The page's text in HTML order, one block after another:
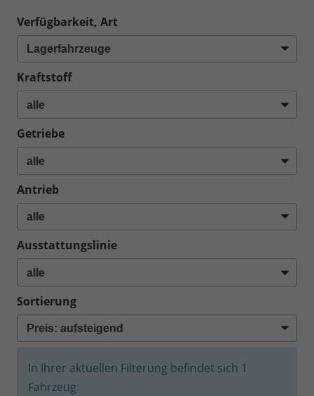
Verfügbarkeit, Art
Kraftstoff
Getriebe
Antrieb
Ausstattungslinie
Sortierung
In Ihrer aktuellen Filterung befindet sich 1
Fahrzeug: